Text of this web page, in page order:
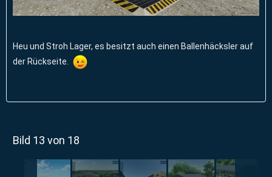
Heu und Stroh Lager, es besitzt auch einen Ballenhäcksler auf
der Rückseite.
Bild 13 von 18